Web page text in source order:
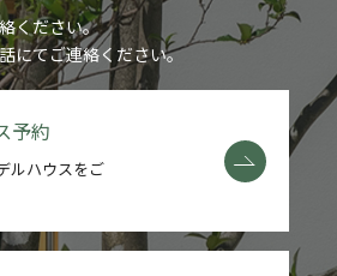
ください。
にてご連絡ください。
予約
ルハウスをご